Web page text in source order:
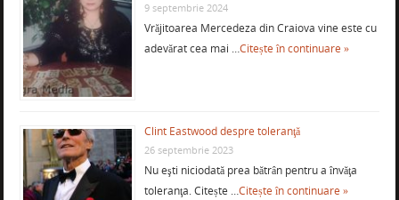
9 septembrie 2024
Vrăjitoarea Mercedeza din Craiova vine este cu
adevărat cea mai …Citește în continuare »
Clint Eastwood despre toleranţă
26 septembrie 2023
Nu eşti niciodată prea bătrân pentru a învăţa
toleranţa. Citește …Citește în continuare »